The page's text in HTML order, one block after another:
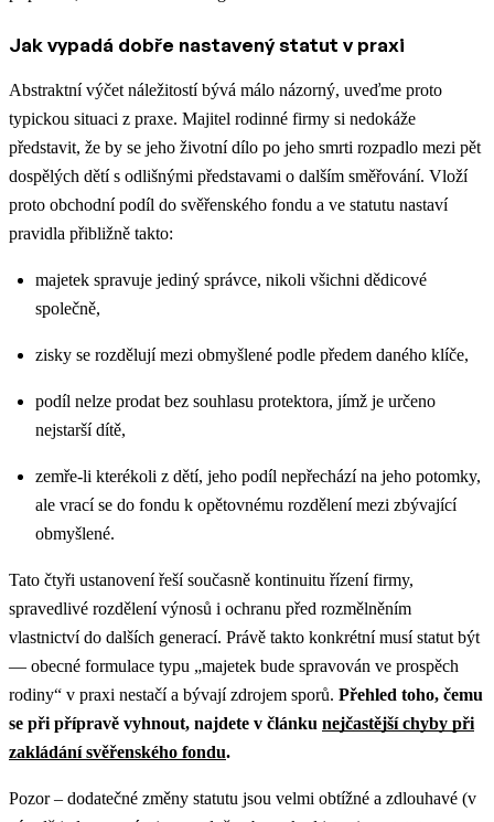
Jak vypadá dobře nastavený statut v praxi
Abstraktní výčet náležitostí bývá málo názorný, uveďme proto
typickou situaci z praxe. Majitel rodinné firmy si nedokáže
představit, že by se jeho životní dílo po jeho smrti rozpadlo mezi pět
dospělých dětí s odlišnými představami o dalším směřování. Vloží
proto obchodní podíl do svěřenského fondu a ve statutu nastaví
pravidla přibližně takto:
majetek spravuje jediný správce, nikoli všichni dědicové
společně,
zisky se rozdělují mezi obmyšlené podle předem daného klíče,
podíl nelze prodat bez souhlasu protektora, jímž je určeno
nejstarší dítě,
zemře-li kterékoli z dětí, jeho podíl nepřechází na jeho potomky,
ale vrací se do fondu k opětovnému rozdělení mezi zbývající
obmyšlené.
Tato čtyři ustanovení řeší současně kontinuitu řízení firmy,
spravedlivé rozdělení výnosů i ochranu před rozmělněním
vlastnictví do dalších generací. Právě takto konkrétní musí statut být
— obecné formulace typu „majetek bude spravován ve prospěch
rodiny“ v praxi nestačí a bývají zdrojem sporů. Přehled toho, čemu
se při přípravě vyhnout, najdete v článku nejčastější chyby při
zakládání svěřenského fondu.
Pozor – dodatečné změny statutu jsou velmi obtížné a zdlouhavé (v